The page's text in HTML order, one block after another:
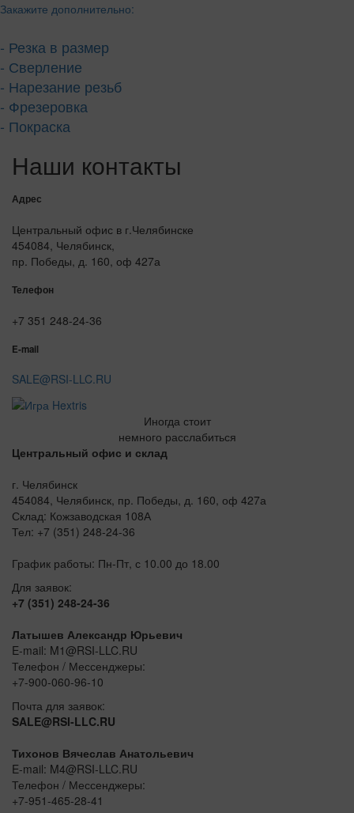
Закажите дополнительно:
- Резка в размер
- Сверление
- Нарезание резьб
- Фрезеровка
- Покраска
Наши контакты
Адрес
Центральный офис в г.Челябинске
454084, Челябинск,
пр. Победы, д. 160, оф 427а
Телефон
+7 351 248-24-36
E-mail
SALE@RSI-LLC.RU
Иногда стоит
немного расслабиться
Центральный офис и склад
г. Челябинск
454084, Челябинск, пр. Победы, д. 160, оф 427а
Склад: Кожзаводская 108А
Тел: +7 (351) 248-24-36
График работы: Пн-Пт, с 10.00 до 18.00
Для заявок:
+7 (351) 248-24-36
Латышев Александр Юрьевич
E-mail: M1@RSI-LLC.RU
Телефон / Мессенджеры:
+7-900-060-96-10
Почта для заявок:
SALE@RSI-LLC.RU
Тихонов Вячеслав Анатольевич
E-mail: M4@RSI-LLC.RU
Телефон / Мессенджеры:
+7-951-465-28-41